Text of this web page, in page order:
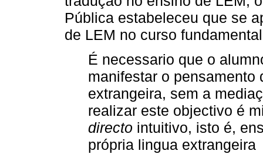
Pública estabeleceu que se
de LEM no curso
É necessario que o
manifestar o pensamento
extrangeira, sem a
realizar este objectivo é
directo intuitivo, isto é,
própria lingua extrangeira